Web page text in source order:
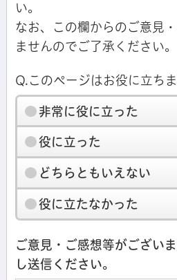
い。
なお、この欄からのご意見
ませんのでご了承ください。
Q.このページはお役に立ち
非常に役に立った
役に立った
どちらともいえない
役に立たなかった
ご意見・ご感想等がござい
し送信ください。